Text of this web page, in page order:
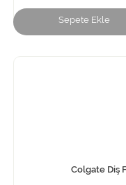
Sepete Ekle
Colgate Diş